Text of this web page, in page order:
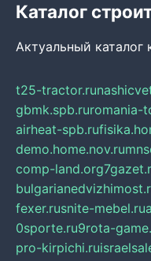
Каталог
Актуальный
t25-tractor.ru
gbmk.spb.ruromania-
airheat-spb.ru
demo.home.nov.ru
comp-land.org
fexer.rusnite-mebel.ru
0sporte.ru9rota-
pro-kirpichi.ru